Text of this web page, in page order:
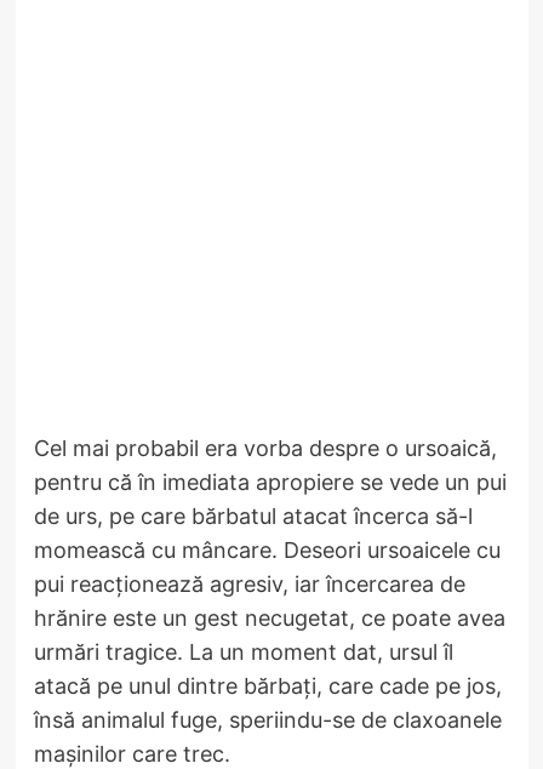
Cel mai probabil era vorba despre o ursoaică,
pentru că în imediata apropiere se vede un pui
de urs, pe care bărbatul atacat încerca să-l
momească cu mâncare. Deseori ursoaicele cu
pui reacționează agresiv, iar încercarea de
hrănire este un gest necugetat, ce poate avea
urmări tragice. La un moment dat, ursul îl
atacă pe unul dintre bărbați, care cade pe jos,
însă animalul fuge, speriindu-se de claxoanele
mașinilor care trec.